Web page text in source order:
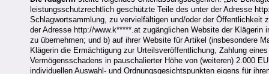
leistungsschutzrechtlich geschützte Teile des unter der Adresse
Schlagwortsammlung, zu vervielfältigen und/oder der
der Adresse http://www.k*****.at zugänglichen Website der
zu übernehmen; und b) auf ihrer Website für Artikel (insbesondere
Klägerin die Ermächtigung zur Urteilsveröffentlichung, Zahlung
Vermögensschadens in pauschalierter Höhe von (weiteren) 2.000
individuellen Auswahl- und Ordnungsgesichtspunkten eigens für